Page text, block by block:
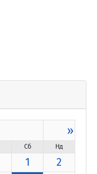
»
Сб Нд
1
2